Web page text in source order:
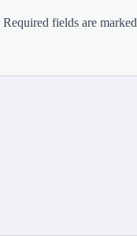
Required fields are marked